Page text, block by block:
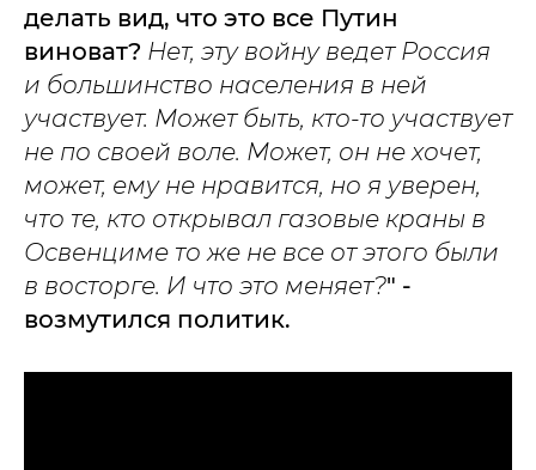
делать вид, что это все Путин
виноват? Нет, эту войну ведет Россия
и большинство населения в ней
участвует. Может быть, кто-то участвует
не по своей воле. Может, он не хочет,
может, ему не нравится, но я уверен,
что те, кто открывал газовые краны в
Освенциме то же не все от этого были
в восторге. И что это меняет?" -
возмутился политик.